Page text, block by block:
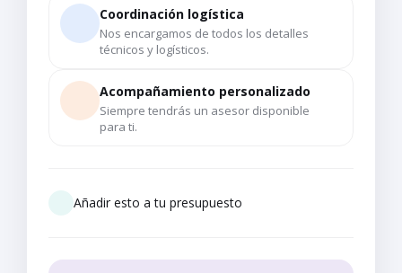
Coordinación logística
Nos encargamos de todos los detalles
técnicos y logísticos.
Acompañamiento personalizado
Siempre tendrás un asesor disponible
para ti.
Añadir esto a tu presupuesto